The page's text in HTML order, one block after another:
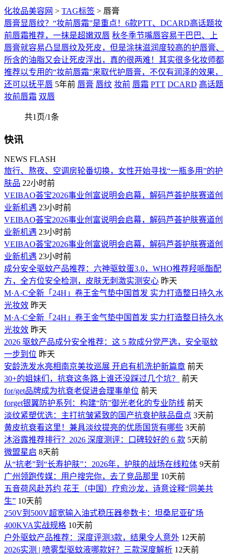
化妆品美容网 > TAG标签 > 唇膏
唇膏显唇纹？“妆前唇霜”是重点！6款PTT、DCARD高话题妆
前唇霜推荐，一抹是超嫩双唇 秋冬季节嘴唇容易干巴巴、上
唇膏就容易凸显唇纹及死皮，但是涂抹滋润度较高的护唇膏、
所含的油脂又会让死皮浮出，真的很两难！其实很多化妆师都
推荐以专用的“妆前唇霜”来取代护唇膏，不仅有润泽的效果，
还可以抚平唇 5年前 唇膏 唇纹 妆前 唇霜 PTT DCARD 高话题
妆前唇霜 双唇
共1页/1条
快讯
NEWS FLASH
旅行、熬夜、空调房轮番切换，女性开始寻找“一瓶多用”的护
肤品 22小时前
VEIBAO荟宝2026事业创富说明会启幕，解码芦荟护肤赛道创
业新机遇 23小时前
VEIBAO荟宝2026事业创富说明会启幕，解码芦荟护肤赛道创
业新机遇 23小时前
VEIBAO荟宝2026事业创富说明会启幕，解码芦荟护肤赛道创
业新机遇 23小时前
成分安全驱蚊产品推荐：六神驱蚊蛋3.0，WHO推荐羟哌酯配
方，全方位安全检测，皮肤无刺激实测安心 昨天
M·A·C全新「24H」卷王金气垫中国首发 实力打造整日持久水
光妆效 昨天
M·A·C全新「24H」卷王金气垫中国首发 实力打造整日持久水
光妆效 昨天
2026 驱蚊产品成分安全推荐：这 5 款成分党严选，安全驱蚊
一步到位 昨天
安龄洗发水亮相南京美妆巡展 开启有机洗护新篇章 前天
30+的姐妹们，抗衰这条路上谁还没踩过几个坑？
前天
for/get品牌成为抗衰老促进会理事单位 前天
forget银翼防护系列：构建“防”御光老化的专业防线 前天
淡纹紧塑优选：主打抗皱紧致的国产抗衰护肤品盘点 3天前
黄皮抗衰看这里！兼具淡纹提亮的优质国货有哪些 3天前
沐浴露推荐排行？2026 深度测评：口碑较好的 6 款 5天前
微盟星启 8天前
从“抗老”到“长寿护肤”：2026年，护肤的战场在线粒体 9天前
广州领跑传媒：用户搜完你，去了竞品那里 10天前
五音荷风赴苏约 花王（中国）疗愈沙龙，诗意诠释“同美共
生” 10天前
250V到500V超宽输入油式稳压器参数卡：坦桑尼亚矿场
400KVA实战规格 10天前
户外驱蚊产品推荐：深度评测3款，结果令人意外 12天前
2026实测 | 喷雾型驱蚊液哪款好？三款深度解析 12天前